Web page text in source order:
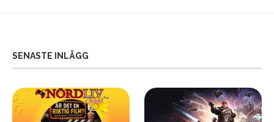
SENASTE INLÄGG